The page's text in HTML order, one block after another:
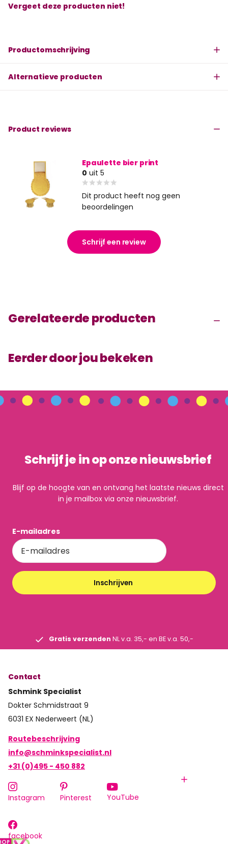
Vergeet deze producten niet!
Productomschrijving
Alternatieve producten
Product reviews
Epaulette bier print
0 uit 5
Dit product heeft nog geen
beoordelingen
Schrijf een review
Gerelateerde producten
Eerder door jou bekeken
Schrijf je in op onze nieuwsbrief
Blijf op de hoogte van en ontvang het laatste nieuws direct
in je mailbox via onze nieuwsbrief.
E-mailadres
Inschrijven
Gratis verzenden NL v.a. 35,- en BE v.a. 50,-
Contact
Schmink Specialist
Dokter Schmidstraat 9
6031 EX Nederweert (NL)
Routebeschrijving
info@schminkspecialist.nl
+31 (0)495 - 450 882
Instagram Pinterest YouTube
facebook